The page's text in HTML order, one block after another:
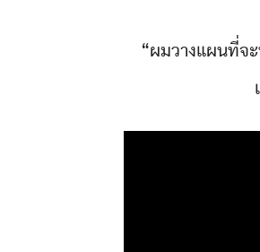
“ผมวางแผนที่จ